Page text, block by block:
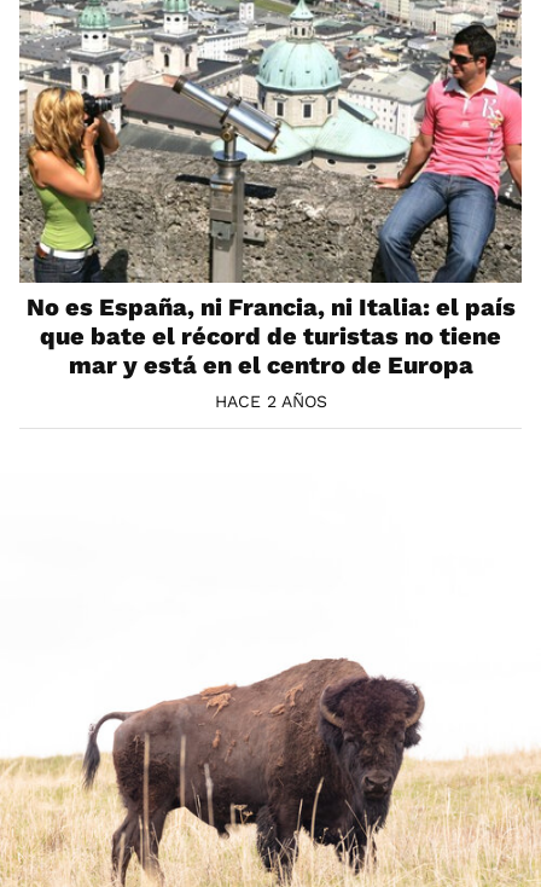
No es España, ni Francia, ni Italia: el país
que bate el récord de turistas no tiene
mar y está en el centro de Europa
HACE 2 AÑOS